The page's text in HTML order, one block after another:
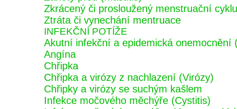
Zkrácený či prosloužený menstruační
Ztráta či vynechání mentruace
INFEKČNÍ POTÍŽE
Akutní infekční a epidemická onemocnění
Angína
Chřipka
Chřipka a virózy z nachlazení (Virózy)
Chřipky a virózy se suchým kašlem
Infekce močového měchýře (Cystitis)